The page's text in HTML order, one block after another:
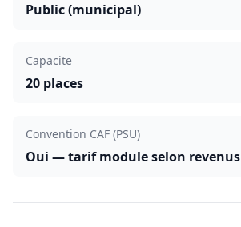
Public (municipal)
Capacite
20 places
Convention CAF (PSU)
Oui — tarif module selon revenus